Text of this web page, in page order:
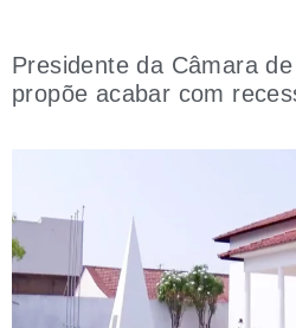
Presidente da Câmara
propõe acabar com